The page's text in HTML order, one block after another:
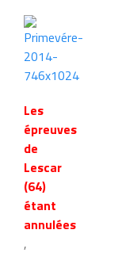
Les
épreuves
de
Lescar
(64)
étant
annulées
,